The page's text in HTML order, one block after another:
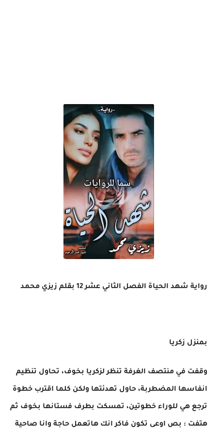
رواية شهد الحياة الفصل الثاني عشر 12 بقلم زيزي محمد
بمنزل زكريا
وقفت في منتصف الغرفة تنظر لزكريا بخوف، تحاول تنظيم
انفاسها المضطربة، حاول تهدئتها ولكن كلما اقترب خطوة
ترجع هي للوراء خطوتين، تمسكت بطرف فستانها بخوف ثم
هتفت : بص اوعى تكون فاكر انك هاتعمل حاجة وانا صاحية